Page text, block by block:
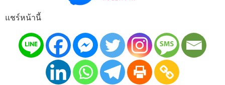
แชร์หน้านี้